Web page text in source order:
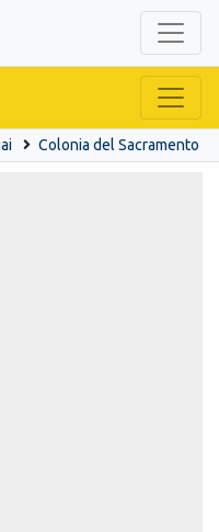
Colonia del Sacramento